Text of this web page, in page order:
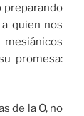
preparando
quien nos
promesa:
de la O, no